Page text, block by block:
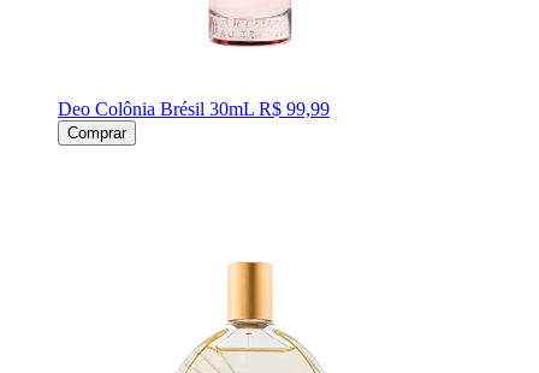
Deo Colônia Brésil 30mL R$ 99,99
Comprar